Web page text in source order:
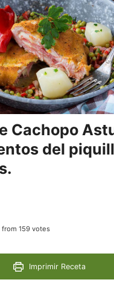
Cachopo
del
from 159votes
Imprimir Receta